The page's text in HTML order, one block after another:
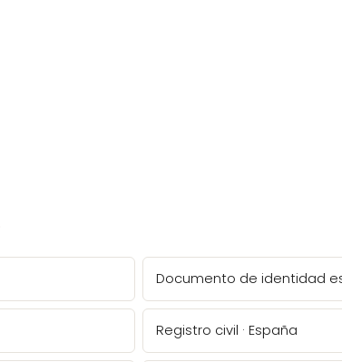
Documento de identidad
Registro civil · España